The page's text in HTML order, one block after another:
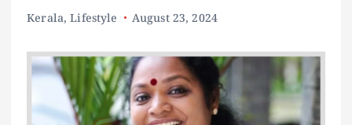
Kerala,Lifestyle August 23, 2024